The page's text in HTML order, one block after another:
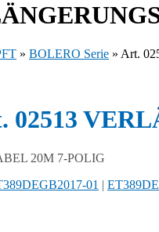
» BOLERO Serie » Art.
02513
20M 7-POLIG
01 |